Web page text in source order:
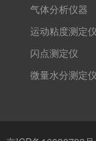
气体分析仪器
运动粘度测定
闪点测定仪
微量水分测定